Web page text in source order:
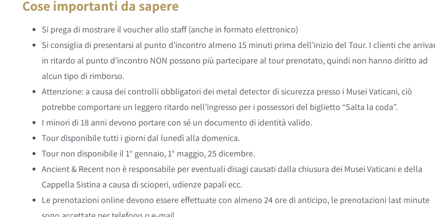
Cose importanti da sapere
Si prega di mostrare il voucher allo staff (anche in formato elettronico)
Si consiglia di presentarsi al punto d’incontro almeno 15 minuti prima dell’inizio del Tour. I clienti che
in ritardo al punto d’incontro NON possono più partecipare al tour prenotato, quindi non hanno diritto ad
alcun tipo di rimborso.
Attenzione: a causa dei controlli obbligatori dei metal detector di sicurezza presso i Musei Vaticani, ciò
potrebbe comportare un leggero ritardo nell’ingresso per i possessori del biglietto “Salta la coda”.
I minori di 18 anni devono portare con sé un documento di identità valido.
Tour disponibile tutti i giorni dal lunedì alla domenica.
Tour non disponibile il 1° gennaio, 1° maggio, 25 dicembre.
Ancient & Recent non è responsabile per eventuali disagi causati dalla chiusura dei Musei Vaticani e della
Cappella Sistina a causa di scioperi, udienze papali ecc.
Le prenotazioni online devono essere effettuate con almeno 24 ore di anticipo, le prenotazioni last minute